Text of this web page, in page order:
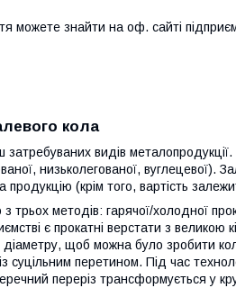
можете знайти на оф. сайті
кола
затребуваних видів
низьколегованої, вуглецевої).
(крім того, вартість
методів: гарячої/холодної
є прокатні верстати з великою
щоб можна було зробити
суцільним перетином. Під час
переріз трансформується у